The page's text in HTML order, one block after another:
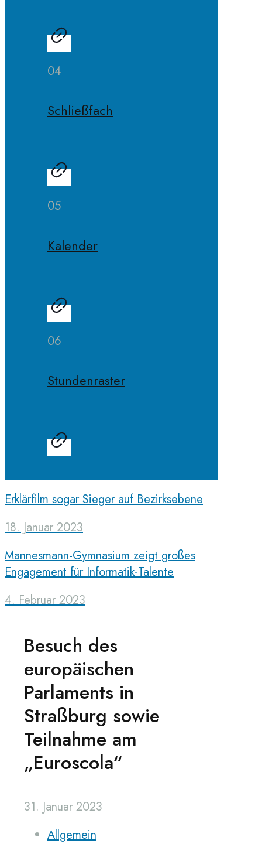
04
Schließfach
05
Kalender
06
Stundenraster
Erklärfilm sogar Sieger auf Bezirksebene
18. Januar 2023
Mannesmann-Gymnasium zeigt großes
Engagement für Informatik-Talente
4. Februar 2023
Besuch des
europäischen
Parlaments in
Straßburg sowie
Teilnahme am
„Euroscola“
31. Januar 2023
Allgemein